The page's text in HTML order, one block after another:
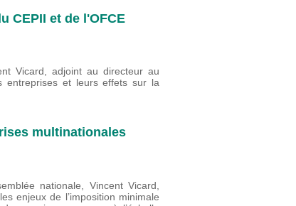
CEPII et de l'OFCE
Vicard, adjoint au directeur au
entreprises et leurs effets sur la
multinationales
nationale, Vincent Vicard,
enjeux de l’imposition minimale